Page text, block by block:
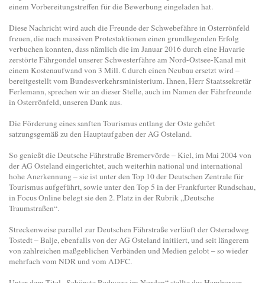
einem Vorbereitungstreffen für die Bewerbung eingeladen hat.
Diese Nachricht wird auch die Freunde der Schwebefähre in Osterrönfeld
freuen, die nach massiven Protestaktionen einen grundlegenden Erfolg
verbuchen konnten, dass nämlich die im Januar 2016 durch eine Havarie
zerstörte Fährgondel unserer Schwesterfähre am Nord-Ostsee-Kanal mit
einem Kostenaufwand von 3 Mill. € durch einen Neubau ersetzt wird –
bereitgestellt vom Bundesverkehrsministerium. Ihnen, Herr Staatssekretär
Ferlemann, sprechen wir an dieser Stelle, auch im Namen der Fährfreunde
in Osterrönfeld, unseren Dank aus.
Die Förderung eines sanften Tourismus entlang der Oste gehört
satzungsgemäß zu den Hauptaufgaben der AG Osteland.
So genießt die Deutsche Fährstraße Bremervörde – Kiel, im Mai 2004 von
der AG Osteland eingerichtet, auch weiterhin national und international
hohe Anerkennung – sie ist unter den Top 10 der Deutschen Zentrale für
Tourismus aufgeführt, sowie unter den Top 5 in der Frankfurter Rundschau,
in Focus Online belegt sie den 2. Platz in der Rubrik „Deutsche
Traumstraßen“.
Streckenweise parallel zur Deutschen Fährstraße verläuft der Osteradweg
Tostedt – Balje, ebenfalls von der AG Osteland initiiert, und seit längerem
von zahlreichen maßgeblichen Verbänden und Medien gelobt – so wieder
mehrfach vom NDR und vom ADFC.